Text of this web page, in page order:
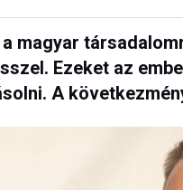
magyar
Ezeket az
A